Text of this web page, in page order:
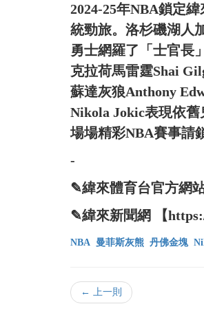
2024-25年NBA鎖定
統勁旅。洛杉磯湖人
勇士網羅了「士官長
克拉荷馬雷霆Shai
蘇達灰狼Anthony
Nikola Jokic表現依舊
場場精彩NBA賽事請
-
✎緯來體育台官方網
✎緯來新聞網 【
NBA 曼菲斯灰熊 丹佛金塊
← 上一則